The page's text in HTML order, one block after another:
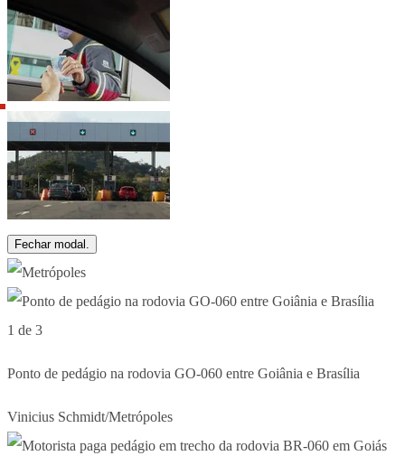
Fechar modal.
1 de 3
Ponto de pedágio na rodovia GO-060 entre Goiânia e Brasília
Vinicius Schmidt/Metrópoles